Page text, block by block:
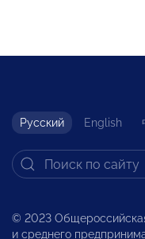
Русский English
© 2023
и среднего